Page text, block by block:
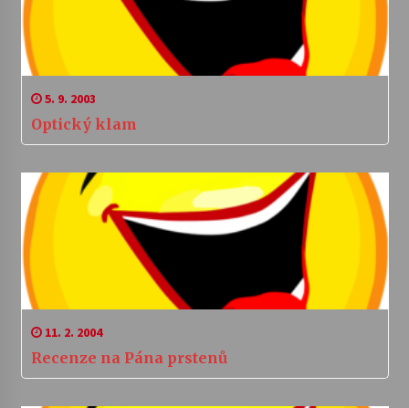
5. 9. 2003
Optický klam
11. 2. 2004
Recenze na Pána prstenů